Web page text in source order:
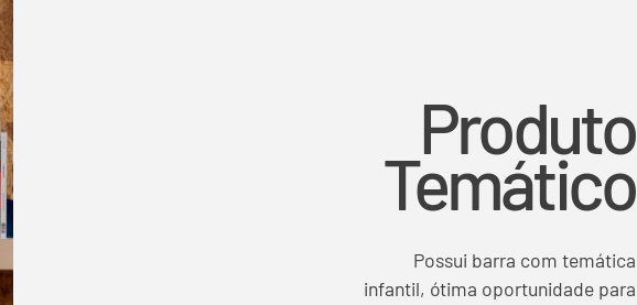
Produto
Temático
Possui barra com temática
infantil, ótima oportunidade para